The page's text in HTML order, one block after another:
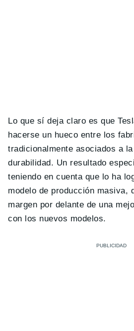
Lo que sí deja claro es que
hacerse un hueco entre los
tradicionalmente asociados a
durabilidad. Un resultado
teniendo en cuenta que lo ha
modelo de producción masiva,
margen por delante de una
con los nuevos modelos.